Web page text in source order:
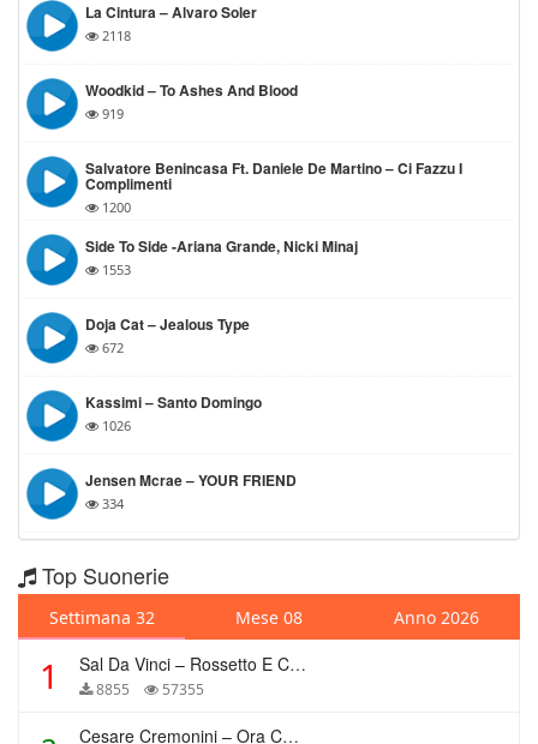
La Cintura – Alvaro Soler
2118
Woodkid – To Ashes And Blood
919
Salvatore Benincasa Ft. Daniele De Martino – Ci Fazzu I
Complimenti
1200
Side To Side -Ariana Grande, Nicki Minaj
1553
Doja Cat – Jealous Type
672
Kassimi – Santo Domingo
1026
Jensen Mcrae – YOUR FRIEND
334
Top Suonerie
Settimana 32 Mese 08 Anno 2026
1 Sal Da Vinci – Rossetto E Caffè
8855 57355
Cesare Cremonini – Ora Che Non Ho Più Te